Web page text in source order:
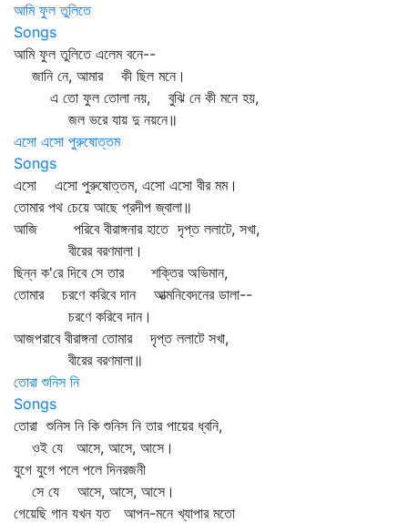
আমি ফুল তুলিতে
Songs
আমি ফুল তুলিতে এলেম বনে--
জানি নে, আমার কী ছিল মনে।
এ তো ফুল তোলা নয়, বুঝি নে কী মনে হয়,
জল ভরে যায় দু নয়নে॥
এসো এসো পুরুষোত্তম
Songs
এসো এসো পুরুষোত্তম, এসো এসো বীর মম।
তোমার পথ চেয়ে আছে প্রদীপ জ্বালা॥
আজি পরিবে বীরাঙ্গনার হাতে দৃপ্ত ললাটে, সখা,
বীরের বরণমালা।
ছিন্ন ক'রে দিবে সে তার শক্তির অভিমান,
তোমার চরণে করিবে দান আত্মনিবেদনের ডালা--
চরণে করিবে দান।
আজপরাবে বীরাঙ্গনা তোমার দৃপ্ত ললাটে সখা,
বীরের বরণমালা॥
তোরা শুনিস নি
Songs
তোরা শুনিস নি কি শুনিস নি তার পায়ের ধ্বনি,
ওই যে আসে, আসে, আসে।
যুগে যুগে পলে পলে দিনরজনী
সে যে আসে, আসে, আসে।
গেয়েছি গান যখন যত আপন-মনে খ্যাপার মতো